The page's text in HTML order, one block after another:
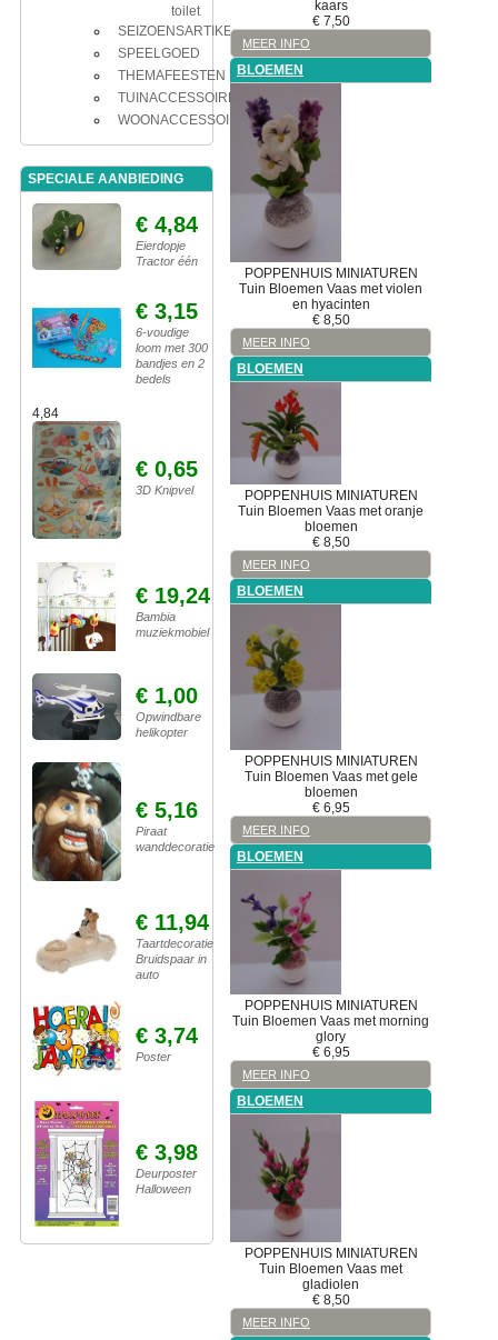
toilet
SEIZOENSARTIKELEN
SPEELGOED
THEMAFEESTEN
TUINACCESSOIRES
WOONACCESSOIRES
SPECIALE AANBIEDING
€ 4,84
Eierdopje
Tractor één
€ 3,15
6-voudige
loom met 300
bandjes en 2
bedels
4,84
€ 0,65
3D Knipvel
€ 19,24
Bambia
muziekmobiel
€ 1,00
Opwindbare
helikopter
€ 5,16
Piraat
wanddecoratie
€ 11,94
Taartdecoratie
Bruidspaar in
auto
€ 3,74
Poster
€ 3,98
Deurposter
Halloween
kaars
€ 7,50
MEER INFO
BLOEMEN
POPPENHUIS MINIATUREN
Tuin Bloemen Vaas met violen
en hyacinten
€ 8,50
MEER INFO
BLOEMEN
POPPENHUIS MINIATUREN
Tuin Bloemen Vaas met oranje
bloemen
€ 8,50
MEER INFO
BLOEMEN
POPPENHUIS MINIATUREN
Tuin Bloemen Vaas met gele
bloemen
€ 6,95
MEER INFO
BLOEMEN
POPPENHUIS MINIATUREN
Tuin Bloemen Vaas met morning
glory
€ 6,95
MEER INFO
BLOEMEN
POPPENHUIS MINIATUREN
Tuin Bloemen Vaas met
gladiolen
€ 8,50
MEER INFO